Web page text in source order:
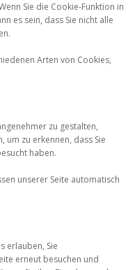
Sie die Cookie-Funktion in
es sein, dass Sie nicht alle
Arten von Cookies,
zu gestalten,
um zu erkennen, dass Sie
haben.
unserer Seite automatisch
erlauben, Sie
erneut besuchen und